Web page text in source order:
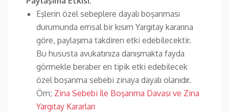
Eşlerin özel sebeplere dayalı boşanması
durumunda emsal bir kısım Yargıtay kararına
göre, paylaşıma takdiren etki edebilecektir.
Bu hususta avukatınıza danışmakta fayda
görmekle beraber en tipik etki edebilecek
özel boşanma sebebi zinaya dayalı olanıdır.
Örn; Zina Sebebi İle Boşanma Davası ve Zina
Yargıtay Kararları